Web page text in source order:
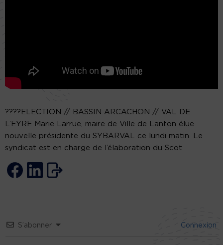
????️ELECTION // BASSIN ARCACHON // VAL DE
L’EYRE Marie Larrue, maire de Ville de Lanton élue
nouvelle présidente du SYBARVAL ce lundi matin. Le
syndicat est en charge de l’élaboration du Scot
S’abonner Connexion